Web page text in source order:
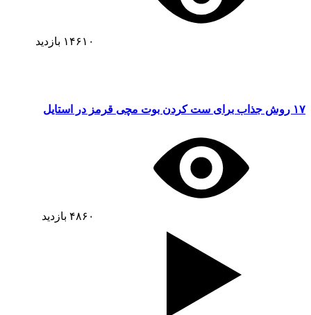
۱۴۶۱۰ بازدید
۱۷ روش جذاب برای ست کردن بوت مچی قرمز در استایل
۴۸۶۰ بازدید